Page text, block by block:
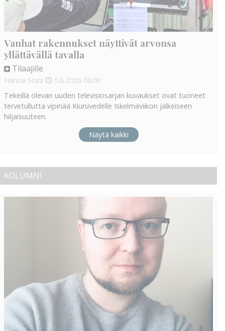
Vanhat rakennukset näyttivät arvonsa
yllättävällä tavalla
Tilaajille
Hanna Soini 5.8.2026 06:00
Tekeillä olevan uuden televisiosarjan kuvaukset ovat tuoneet
tervetullutta vipinää Kiuruvedelle Iskelmäviikon jälkeiseen
hiljaisuuteen.
Näytä kaikki
KOLUMNI